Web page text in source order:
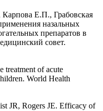
Е.П., Грабовская
назальных
препаратов в
совет.
treatment of acute
World Health
JR, Rogers JE. Efficacy of